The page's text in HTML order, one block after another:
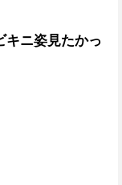
ニ姿見たかっ